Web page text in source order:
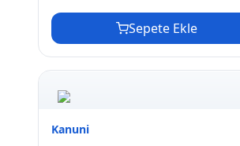
Sepete Ekle
Kanuni